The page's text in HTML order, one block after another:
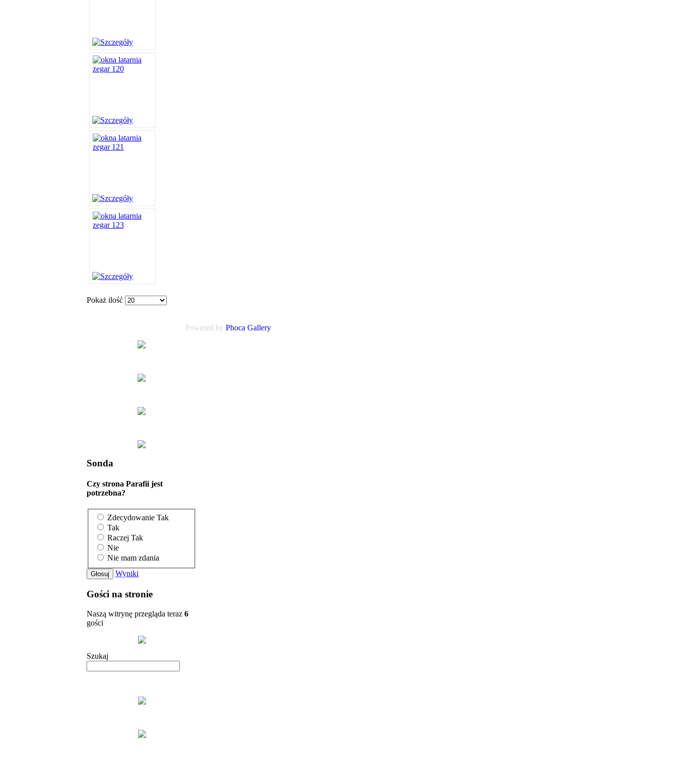
Pokaż ilość
Powered by Phoca Gallery
Sonda
Czy strona Parafii jest
potrzebna?
Zdecydowanie Tak
Tak
Raczej Tak
Nie
Nie mam zdania
Wyniki
Gości na stronie
Naszą witrynę przegląda teraz 6
gości
Szukaj